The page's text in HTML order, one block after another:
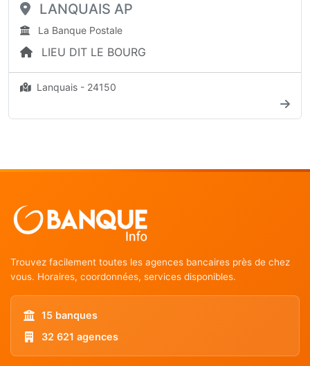
LANQUAIS AP
La Banque Postale
LIEU DIT LE BOURG
Lanquais - 24150
Trouvez facilement toutes les agences bancaires près de chez
vous. Horaires, coordonnées, services disponibles.
15 banques
32 621 agences